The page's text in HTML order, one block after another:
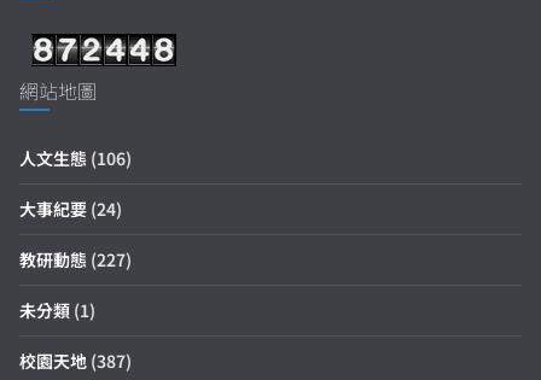
網站地圖
人文生態 (106)
大事紀要 (24)
教研動態 (227)
未分類 (1)
校園天地 (387)